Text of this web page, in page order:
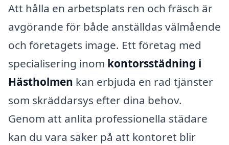
Att hålla en arbetsplats ren och fräsch är
avgörande för både anställdas välmående
och företagets image. Ett företag med
specialisering inom kontorsstädning i
Hästholmen kan erbjuda en rad tjänster
som skräddarsys efter dina behov.
Genom att anlita professionella städare
kan du vara säker på att kontoret blir